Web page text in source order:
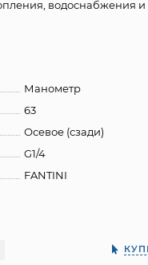
водоснабжения и
Манометр
63
Осевое (сзади)
G1/4
FANTINI